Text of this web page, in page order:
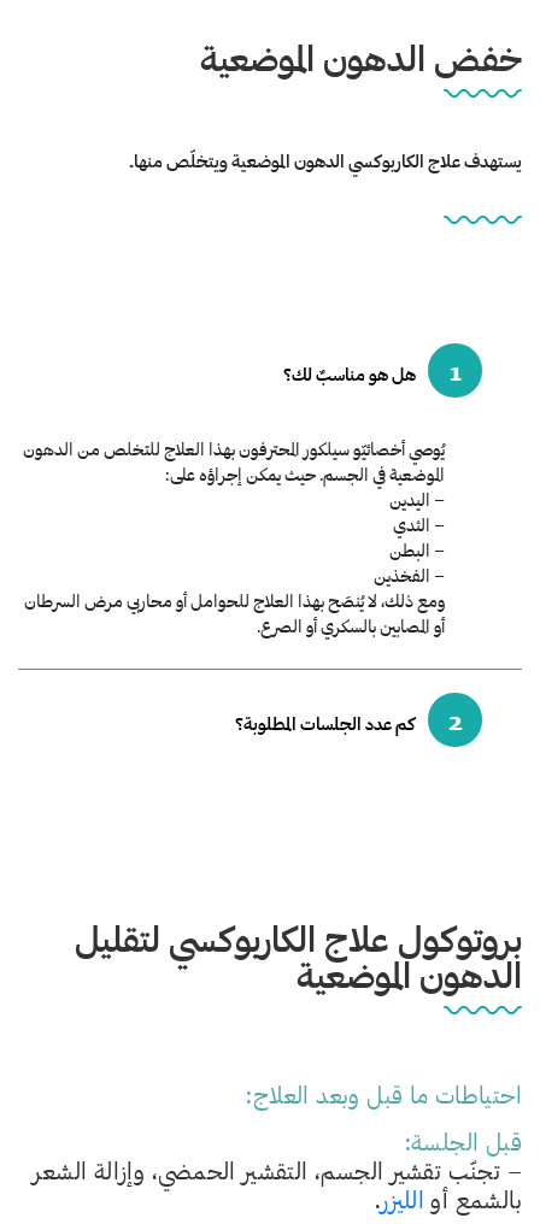
خفض الدهون الموضعية
يستهدف علاج الكاربوكسي الدهون الموضعية ويتخلّص منها.
1 هل هو مناسبٌ لك؟
يُوصي أخصائيّو سيلكور المحترفون بهذا العلاج للتخلص من الدهون
الموضعية في الجسم. حيث يمكن إجراؤه على:
– اليدين
– الثدي
– البطن
– الفخذين
ومع ذلك، لا يُنصَح بهذا العلاج للحوامل أو محاربي مرض السرطان
أو المصابين بالسكري أو الصرع.
2 كم عدد الجلسات المطلوبة؟
بروتوكول علاج الكاربوكسي لتقليل
الدهون الموضعية
احتياطات ما قبل وبعد العلاج:
قبل الجلسة:
– تجنّب تقشير الجسم، التقشير الحمضي، وإزالة الشعر
بالشمع أو الليزر.